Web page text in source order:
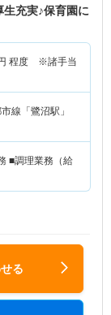
充実♪保育園に
程度 ※諸手当
線「鷺沼駅」
■調理業務（給
る